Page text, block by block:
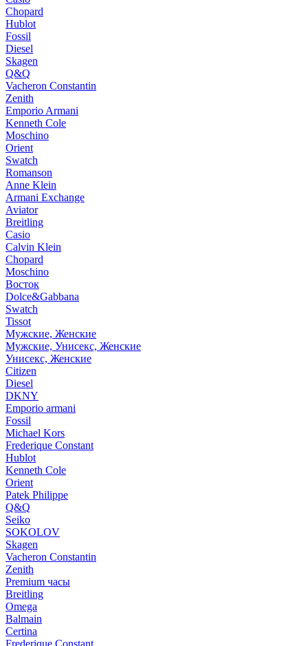
Chopard
Hublot
Fossil
Diesel
Skagen
Q&Q
Vacheron Constantin
Zenith
Emporio Armani
Kenneth Cole
Moschino
Orient
Swatch
Romanson
Anne Klein
Armani Exchange
Aviator
Breitling
Casio
Calvin Klein
Chopard
Moschino
Восток
Dolce&Gabbana
Swatch
Tissot
Мужские, Женские
Мужские, Унисекс, Женские
Унисекс, Женские
Citizen
Diesel
DKNY
Emporio armani
Fossil
Michael Kors
Frederique Constant
Hublot
Kenneth Cole
Orient
Patek Philippe
Q&Q
Seiko
SOKOLOV
Skagen
Vacheron Constantin
Zenith
Premium часы
Breitling
Omega
Balmain
Certina
Frederique Constant